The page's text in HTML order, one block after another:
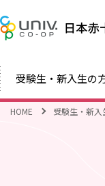
受験生・新入生の
HOME 受験生・新